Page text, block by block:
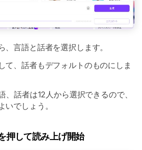
、言語と話者を選択します。
て、話者もデフォルトのものにしま
、話者は12人から選択できるので、
いでしょう。
押して読み上げ開始